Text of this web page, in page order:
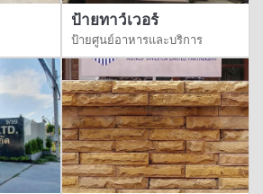
ป้ายทาว์เวอร์
ป้ายศูนย์อาหารและบริการ